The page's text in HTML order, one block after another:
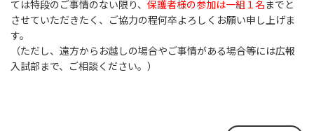
ては特段のご事情のない限り、 保護者様の参加は一組１名までと
させていただきたく、ご協力の程何卒よろしくお願い申し上げま
す。
（ただし、遠方からお越しの場合やご事情がある場合等には広報
入試部まで、ご相談ください。）